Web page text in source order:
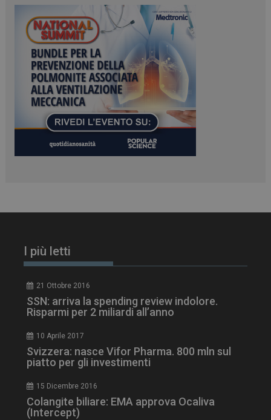
I più letti
21 Ottobre 2016
SSN: arriva la spending review indolore.
Risparmi per 2 miliardi all’anno
10 Aprile 2017
Svizzera: nasce Vifor Pharma. 800 mln sul
piatto per gli investimenti
15 Dicembre 2016
Colangite biliare: EMA approva Ocaliva
(Intercept)
ironfish-session-id
www.dailyhealthindustry.it
ARRAffinity
Microsoft Corporation
.www.dailyhealthindustry.it
_ga_Z2VT792F98
tracking-sites-
enable
CookieScriptConsent
www.dailyhealthindustry.it